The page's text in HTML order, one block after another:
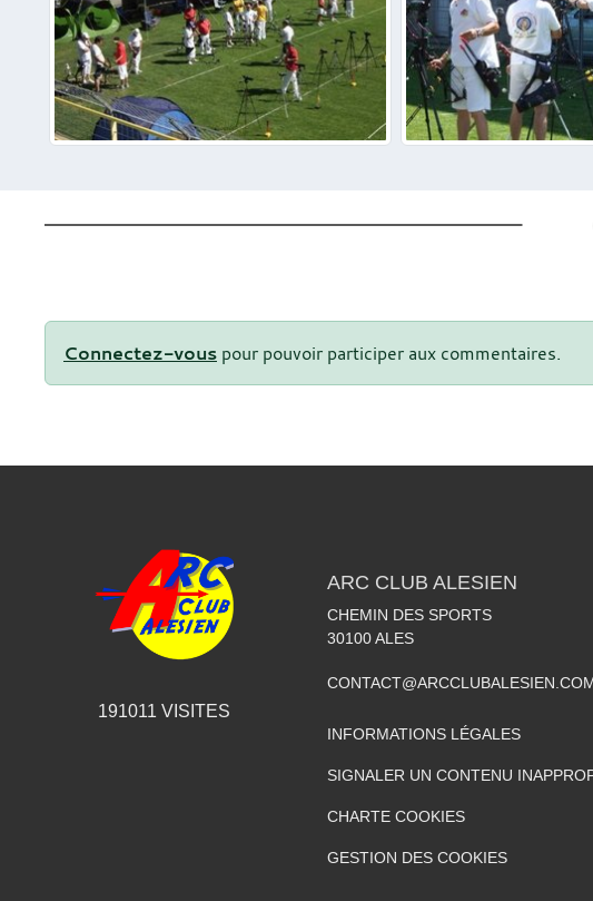
Connectez-vous pour pouvoir participer aux commentaires.
191011 VISITES
ARC CLUB ALESIEN
CHEMIN DES SPORTS
30100ALES
INFORMATIONS LÉGALES
SIGNALER UN CONTENU
CHARTE COOKIES
GESTION DES COOKIES